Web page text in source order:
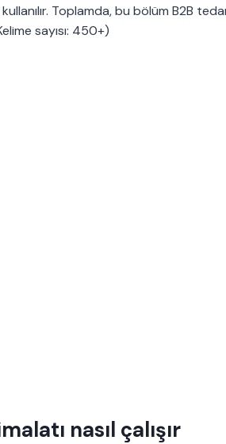
kullanılır. Toplamda, bu bölüm B2B
sayısı: 450+)
nasıl çalışır